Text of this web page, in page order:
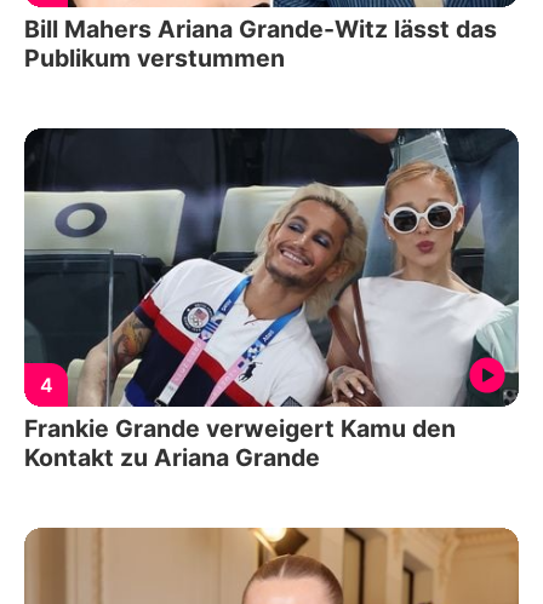
Bill Mahers Ariana Grande-Witz lässt das
Publikum verstummen
4
Frankie Grande verweigert Kamu den
Kontakt zu Ariana Grande